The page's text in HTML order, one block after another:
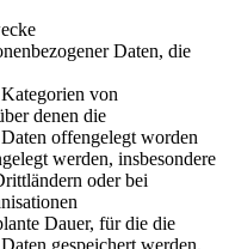
Daten, die
von
denen die
offengelegt worden
werden, insbesondere
oder bei
Dauer, für die die
gespeichert werden,